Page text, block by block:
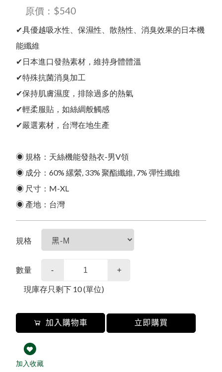
Menu
線上目錄
最新消息
所有產品
新品上市
預購商品
夏日防曬
本月人氣王
關於我們
品牌故事
Ｑ＆Ａ
商品常見問題
購物常見問題
會員常見問題
售後服務問題
影音專區
合作提案
其他說明
購物流程
會員需知
售後服務
常見問題
中文
English
日文
한국어
原價：$540
✔具優越吸水性、保濕性、散熱性、消臭效果的日本機
能纖維
✔日本進口發熱素材，維持身體體溫
✔特殊抗菌消臭加工
✔保持肌膚濕度，排除過多的熱氣
✔輕柔服貼，如絲綢般觸感
✔嚴選素材，台灣在地生產
◉ 規格：天絲機能發熱衣-男V領
◉ 成分：60% 縲縈, 33% 聚酯纖維, 7% 彈性纖維
◉ 尺寸：M-XL
◉ 產地：台灣
規格
數量 - +
現庫存只剩下 10(單位)
加入購物車 立即購買
加入收藏